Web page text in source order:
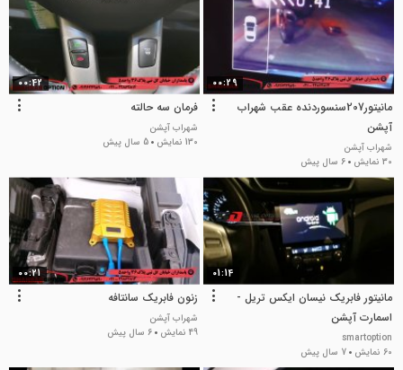
00:29
مانیتور207سنسوردنده عقب شهراب
آپشن
شهراب آپشن
30 نمایش
6 سال پیش
00:42
فرمان سه حالته
شهراب آپشن
130 نمایش
5 سال پیش
01:14
مانیتور فابریک نیسان ایکس تریل -
اسمارت آپشن
smartoption
60 نمایش
7 سال پیش
00:21
زنون فابریک سانتافه
شهراب آپشن
49 نمایش
6 سال پیش